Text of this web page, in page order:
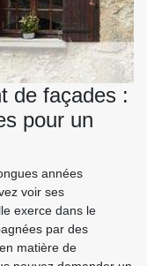
de façades :
pour un
années
voir ses
exerce dans le
par des
matière de